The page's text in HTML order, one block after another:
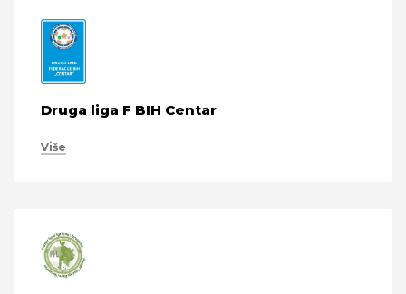
Druga liga F BIH Centar
Više